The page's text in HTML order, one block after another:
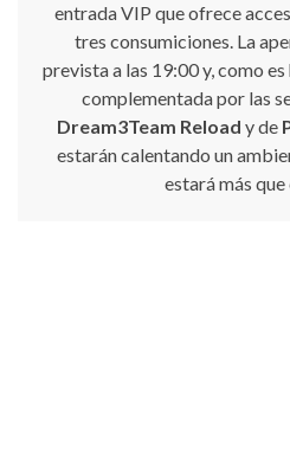
entrada VIP que ofrece
tres consumiciones. La
prevista a las 19:00 y, como
complementada por las
Dream3Team Reload y de
estarán calentando un
estará más